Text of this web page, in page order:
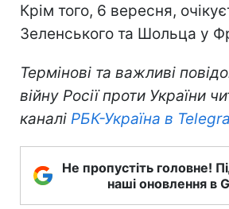
Крім того, 6 вересня,
Зеленського та Шольца у
Термінові та важливі
війну Росії проти України
каналі РБК-Україна в
Не пропустіть головне!
наші оновлення в